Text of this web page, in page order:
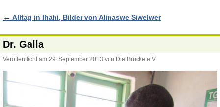
← Alltag in Ihahi, Bilder von Alinaswe Siwelwer
Dr. Galla
Veröffentlicht am 29. September 2013 von Die Brücke e.V.